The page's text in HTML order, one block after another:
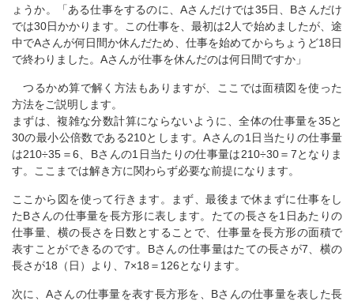
ょうか。「ある仕事をするのに、Aさんだけでは35日、Bさんだけ
では30日かかります。この仕事を、最初は2人で始めましたが、途
中でAさんが何日間か休んだため、仕事を始めてからちょうど18日
で終わりました。Aさんが仕事を休んだのは何日間ですか」
つるかめ算で解く方法もありますが、ここでは面積図を使った
方法をご説明します。
まずは、複雑な分数計算にならないように、全体の仕事量を35と
30の最小公倍数である210とします。Aさんの1日当たりの仕事量
は210÷35＝6、Bさんの1日当たりの仕事量は210÷30＝7となりま
す。ここまでは解き方に関わらず必要な前提になります。
ここから図を使って行きます。まず、最後まで休まずに仕事をし
たBさんの仕事量を長方形に表します。たての長さを1日あたりの
仕事量、横の長さを日数とすることで、仕事量を長方形の面積で
表すことができるのです。Bさんの仕事量はたての長さが7、横の
長さが18（日）より、7×18＝126となります。
次に、Aさんの仕事量を表す長方形を、Bさんの仕事量を表した長